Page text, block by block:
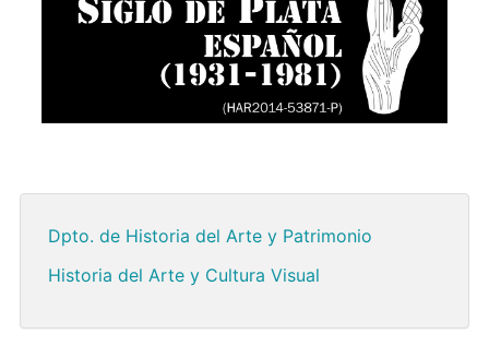
Dpto. de Historia del Arte y Patrimonio
Historia del Arte y Cultura Visual